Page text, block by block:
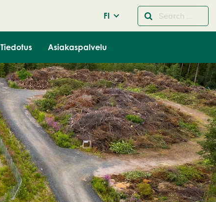
FI
Tiedotus Asiakaspalvelu